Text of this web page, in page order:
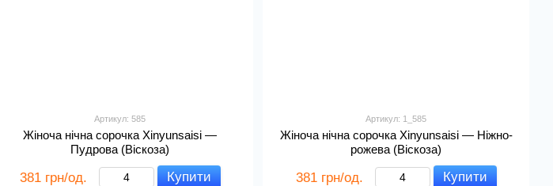
Артикул: 585
Жіноча нічна сорочка Xinyunsaisi —
Пудрова (Віскоза)
381 грн/од. Купити
Артикул: 1_585
Жіноча нічна сорочка Xinyunsaisi — Ніжно-
рожева (Віскоза)
381 грн/од. Купити